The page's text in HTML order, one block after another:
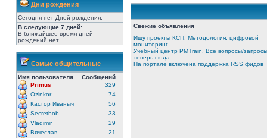
Дни рождения
Сегодня нет Дней рождения.
В следующие 7 дней:
В ближайшее время дней
рождений нет.
Самые общительные
Имя пользователя
Сообщений
Primus
329
Ozinkor
74
Кастор Иваныч
56
Secretbob
33
Vladimir
29
Вячеслав
21
Свежие объявления
Ищу проекты КСП, Методология, цифровой
мониторинг
Учебный центр PMTrain. Все вопросы/запросы
теперь сюда
На портале включена поддержка RSS фидов